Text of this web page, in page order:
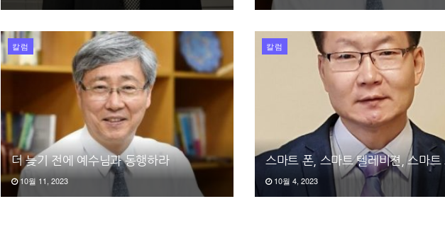
칼럼
더 늦기 전에 예수님과 동행하라
10월 11, 2023
칼럼
스마트 폰, 스마트 텔레비젼, 스마트
10월 4, 2023